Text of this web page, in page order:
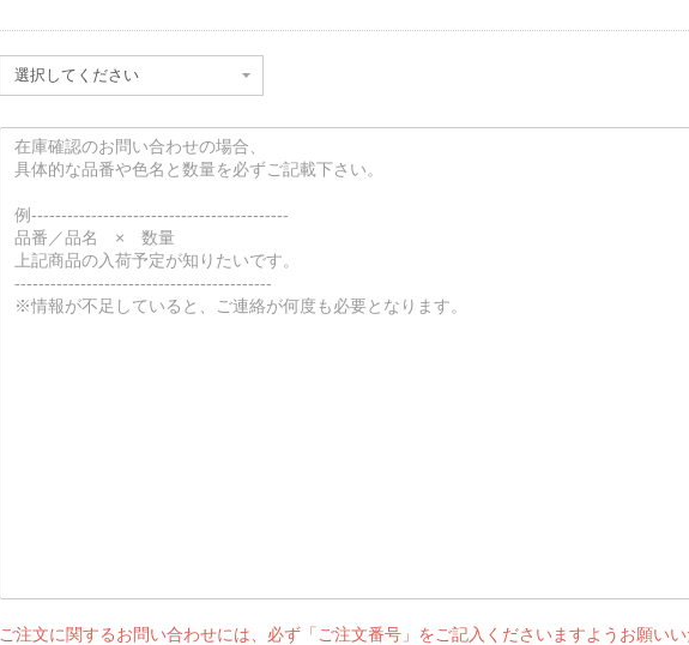
ご注文に関するお問い合わせには、必ず「ご注文番号」をご記入くださいますようお願いい